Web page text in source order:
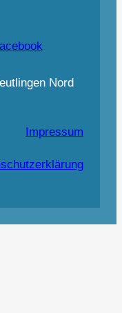
Nord
Impressum